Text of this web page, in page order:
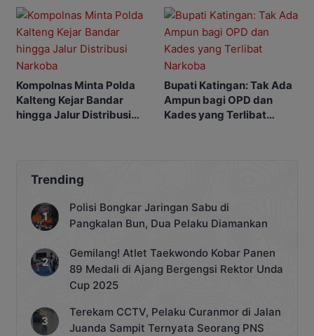
Penyerangan
Kompolnas Minta Polda
Kalteng Kejar Bandar
hingga Jalur Distribusi
Bupati Katingan: Tak Ada
Ampun bagi OPD dan
Kades yang Terlibat
Trending
Polisi Bongkar Jaringan Sabu di
Pangkalan Bun, Dua Pelaku Diamankan
Gemilang! Atlet Taekwondo Kobar Panen
89 Medali di Ajang Bergengsi Rektor Unda
Cup 2025
Terekam CCTV, Pelaku Curanmor di Jalan
Juanda Sampit Ternyata Seorang PNS